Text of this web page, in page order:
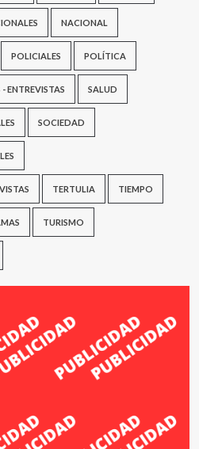
NACIONAL
POLICIALES POLÍTICA
ENTREVISTAS SALUD
SOCIEDAD
TERTULIA TIEMPO
TURISMO